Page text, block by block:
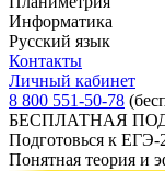
Информатика
Русский язык
Контакты
Личный кабинет
8 800 551-50-78
БЕСПЛАТНАЯ
Подготовься к ЕГЭ-
Понятная теория и